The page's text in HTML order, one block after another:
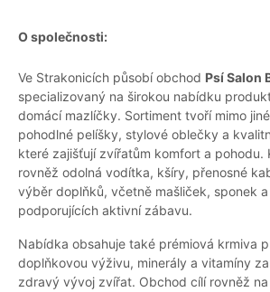
O společnosti:
Ve Strakonicích působí obchod Psí Salon
specializovaný na širokou nabídku
domácí mazlíčky. Sortiment tvoří mimo
pohodlné pelíšky, stylové oblečky a
které zajišťují zvířatům komfort a pohodu.
rovněž odolná vodítka, kšíry, přenosné
výběr doplňků, včetně mašliček, sponek
podporujících aktivní zábavu.
Nabídka obsahuje také prémiová krmiva
doplňkovou výživu, minerály a vitamíny
zdravý vývoj zvířat. Obchod cílí rovněž